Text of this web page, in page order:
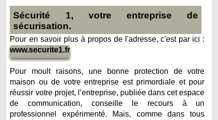
Sécurité 1, votre entreprise de
sécurisation.
Pour en savoir plus à propos de l'adresse, c'est par ici :
www.securite1.fr
Pour moult raisons, une bonne protection de votre
maison ou de votre entreprise est primordiale et pour
réussir votre projet, l’entreprise, publiée dans cet espace
de communication, conseille le recours à un
professionnel expérimenté. Mais, comme dans tous